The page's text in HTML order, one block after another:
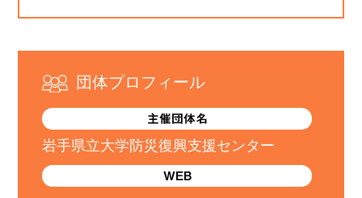
団体プロフィール
主催団体名
岩手県立大学防災復興支援センター
WEB